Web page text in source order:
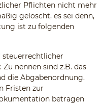
Pflichten nicht mehr
gelöscht, es sei denn,
ist zu folgenden
steuerrechtlicher
nennen sind z.B. das
die Abgabenordnung.
Fristen zur
betragen